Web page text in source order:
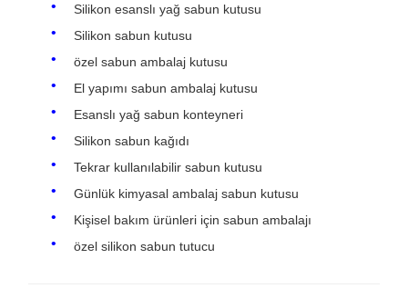
Silikon esanslı yağ sabun kutusu
Silikon sabun kutusu
özel sabun ambalaj kutusu
El yapımı sabun ambalaj kutusu
Esanslı yağ sabun konteyneri
Silikon sabun kağıdı
Tekrar kullanılabilir sabun kutusu
Günlük kimyasal ambalaj sabun kutusu
Kişisel bakım ürünleri için sabun ambalajı
özel silikon sabun tutucu